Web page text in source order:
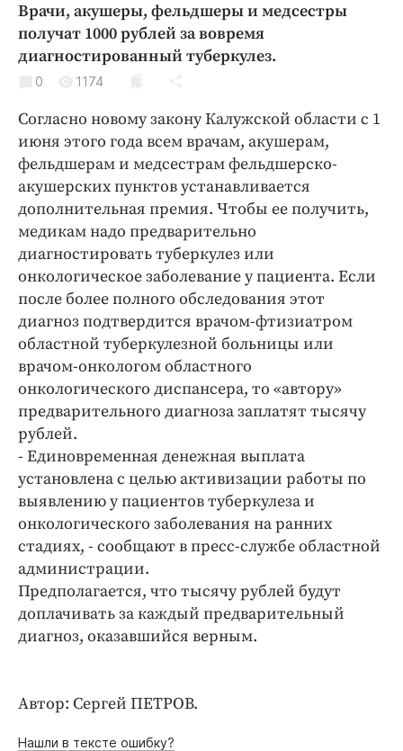
Благоустройство
Криминал
Культура
Образование
Общество
Погода
Праздники
Происшествия
Спорт
Экономика и бизнес
ПРОЕКТЫ
Блоги
Издания
Медиаперсона
Интересное чтиво
Клиника года
Бренд года
Работодатель года
Врачи, акушеры, фельдшеры и медсестры
получат 1000 рублей за вовремя
диагностированный туберкулез.
0 1174
Согласно новому закону Калужской области с 1
июня этого года всем врачам, акушерам,
фельдшерам и медсестрам фельдшерско-
акушерских пунктов устанавливается
дополнительная премия. Чтобы ее получить,
медикам надо предварительно
диагностировать туберкулез или
онкологическое заболевание у пациента. Если
после более полного обследования этот
диагноз подтвердится врачом-фтизиатром
областной туберкулезной больницы или
врачом-онкологом областного
онкологического диспансера, то «автору»
предварительного диагноза заплатят тысячу
рублей.
- Единовременная денежная выплата
установлена с целью активизации работы по
выявлению у пациентов туберкулеза и
онкологического заболевания на ранних
стадиях, - сообщают в пресс-службе областной
администрации.
Предполагается, что тысячу рублей будут
доплачивать за каждый предварительный
диагноз, оказавшийся верным.
Автор: Сергей ПЕТРОВ.
Нашли в тексте ошибку?